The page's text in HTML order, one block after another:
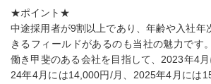
★ポイント★
中途採用者が9割以上であり、年齢や入社年
きるフィールドがあるのも当社の魅力です
働き甲斐のある会社を目指して、2023年4
24年4月には14,000円/月、2025年4月には